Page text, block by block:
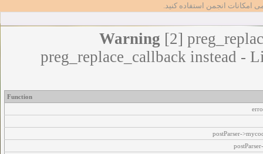
امکانات انجمن استفاده کنید.
Warning [2]
preg_replace_callback instead -
Function
postParser-